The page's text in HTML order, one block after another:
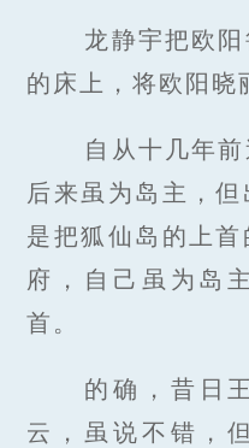
龙静宇把欧
的床上，将欧阳晓
自从十几年
后来虽为岛主，
是把狐仙岛的上
府，自己虽为岛
首。
的确，昔日
云，虽说不错，